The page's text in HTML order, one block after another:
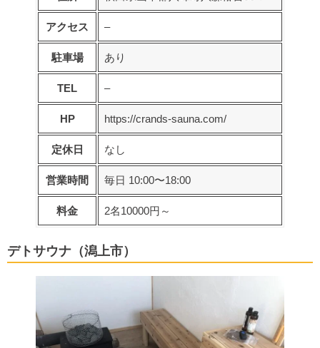
アクセス –
駐車場 あり
TEL –
HP https://crands-sauna.com/
定休日 なし
営業時間 毎日 10:00〜18:00
料金 2名10000円～
デトサウナ（潟上市）